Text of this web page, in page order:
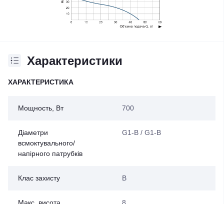
Характеристики
ХАРАКТЕРИСТИКА
Мощность, Вт 700
Діаметри
всмоктувального/
напірного патрубків
G1-B / G1-B
Клас захисту В
Макс. висота
8